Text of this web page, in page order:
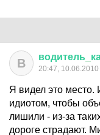
В водитель
20:47, 10.06.2010
Я видел это место.
идиотом, чтобы
лишили - из-за
дороге страдают.